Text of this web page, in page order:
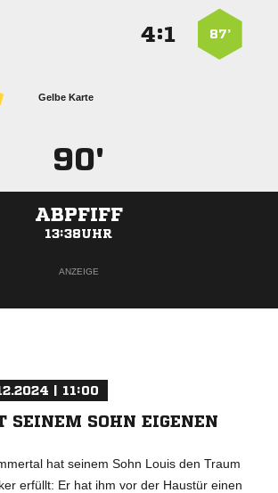
87’
:
Gelbe Karte
90'
ABPFIFF
13:38UHR
ANZEIGE
| 11:00
SEINEM SOHN EIGENEN
hat seinem Sohn Louis den Traum
erfüllt: Er hat ihm vor der Haustür einen